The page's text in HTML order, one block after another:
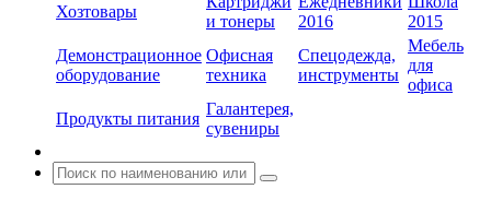
Хозтовары
и тонеры
2016
2015
Демонстрационное
оборудование
Офисная
техника
Спецодежда,
инструменты
Мебель
для
офиса
Продукты питания
Галантерея,
сувениры